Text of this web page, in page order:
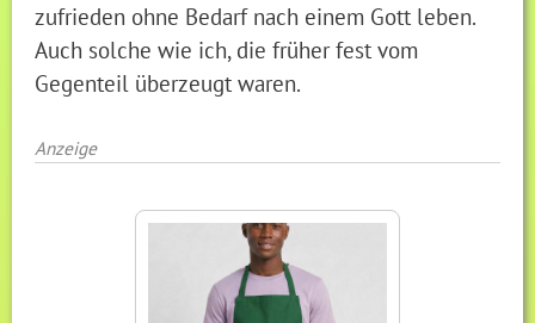
zufrieden ohne Bedarf nach einem Gott leben.
Auch solche wie ich, die früher fest vom
Gegenteil überzeugt waren.
Anzeige